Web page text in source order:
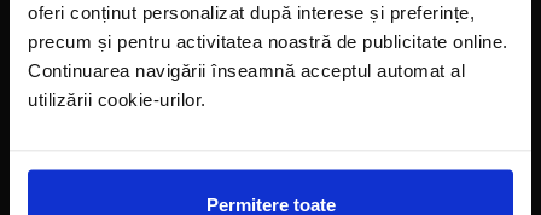
oferi conținut personalizat după interese și preferințe,
precum și pentru activitatea noastră de publicitate online.
Continuarea navigării înseamnă acceptul automat al
utilizării cookie-urilor.
Permitere toate
LaDoiPași Extra
Hora reciclării
Contact